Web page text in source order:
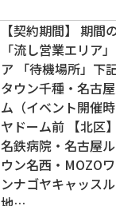
【契約期間】 期間
「流し営業エリア
ア 「待機場所」下
タウン千種・名古
ム（イベント開催
ヤドーム前 【北
名鉄病院・名古屋
ウン名西・MOZO
ンナゴヤキャッス